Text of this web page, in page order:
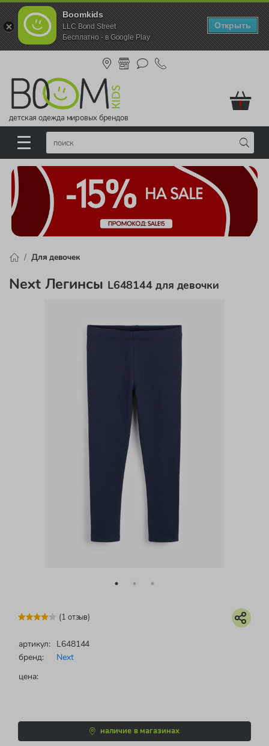
Boomkids
LLC Bond Street
Бесплатно - в Google Play
Открыть
детская одежда мировых брендов
!
Для девочек
Next Легинсы L648144 для девочки
(1 отзыв)
артикул: L648144
бренд:
Next
цена:
наличие в магазинах